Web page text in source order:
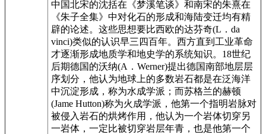
中国北宋的沈括在《梦溪笔谈》和南宋的朱熹在
《朱子全集》中对化石的形成和海陆变迁均有精
辟的论述。这些思想要比西欧的达芬奇(L．da
vinci)类似的认识早三四百年。西方直到工业革命
才逐渐形成地质学和地史学的系统知识。18世纪
后期德国的沃纳(A．Werner)提出德国南部地层层
序划分，他认为地球上的多数岩石都是在泛海洋
中沉淀形成，称为水成学派；而苏格兰的赫顿
(Jame Hutton)称为火成学派，他第一个指明岩脉对
被侵入岩石的烘烤作用，他认为一个岩体切穿另
一岩体，一定比被切穿岩层年青，也是他第一个